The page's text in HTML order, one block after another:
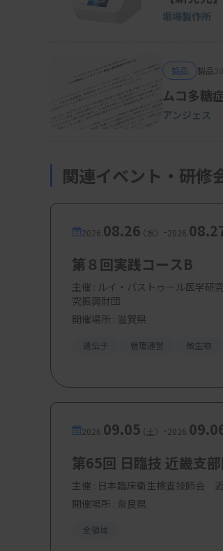
堀場製作所
製品 製品
ムコ多糖
アンジェス
関連イベント・研修
2026. 08.26（水） -2026.
第８回実践コースB
主催 : ルイ・パストゥール医学研
究振興財団
開催場所 : 滋賀県
遺伝子 管理運営 微生物
2026. 09.05（土） -2026.
第65回 日臨技 近畿支
主催 : 日本臨床衛生検査技師会
開催場所 : 奈良県
全領域